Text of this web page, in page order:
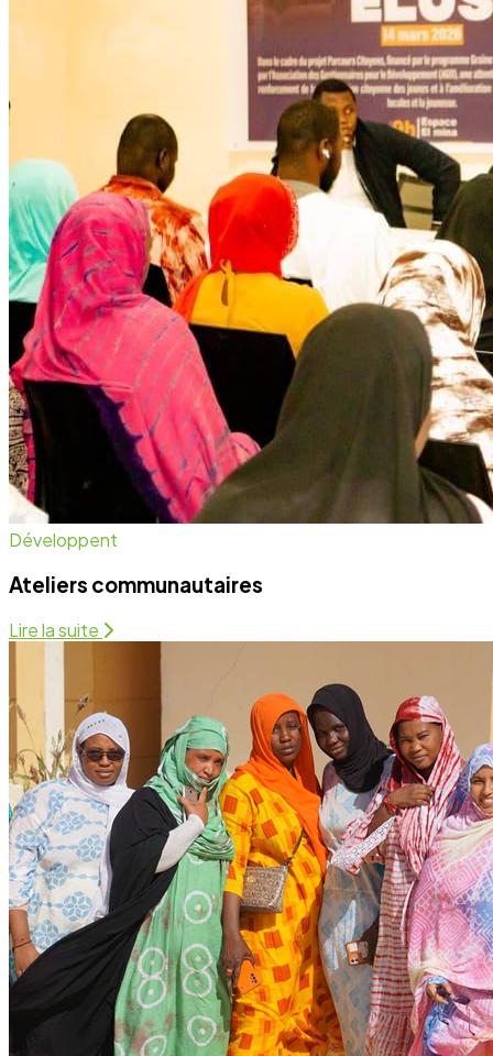
Développent
Ateliers communautaires
Lire la suite
Santé
Campagne sanitaire
Lire la suite